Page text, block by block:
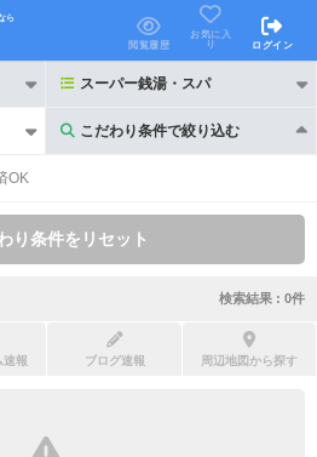
ら
閲覧履歴
お気に入
り
ログイン
スーパー銭湯・スパ
こだわり条件で絞り込む
こだわり条件で絞り込む
リピーター割引あり
OK
り条件をリセット
検索結果 : 0件
速報 ブログ速報 周辺地図から探す